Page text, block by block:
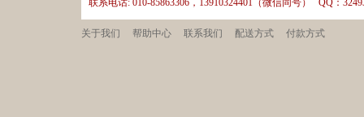
联系电话: 010-85863306，13910324401（微信同号） QQ：
关于我们 帮助中心 联系我们 配送方式 付款方式